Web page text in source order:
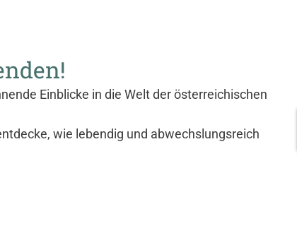
Einblicke in die Welt der österreichischen
wie lebendig und abwechslungsreich